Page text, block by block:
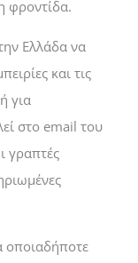
φροντίδα.
Ελλάδα να
και τις
για
στο email του
γραπτές
οποιαδήποτε